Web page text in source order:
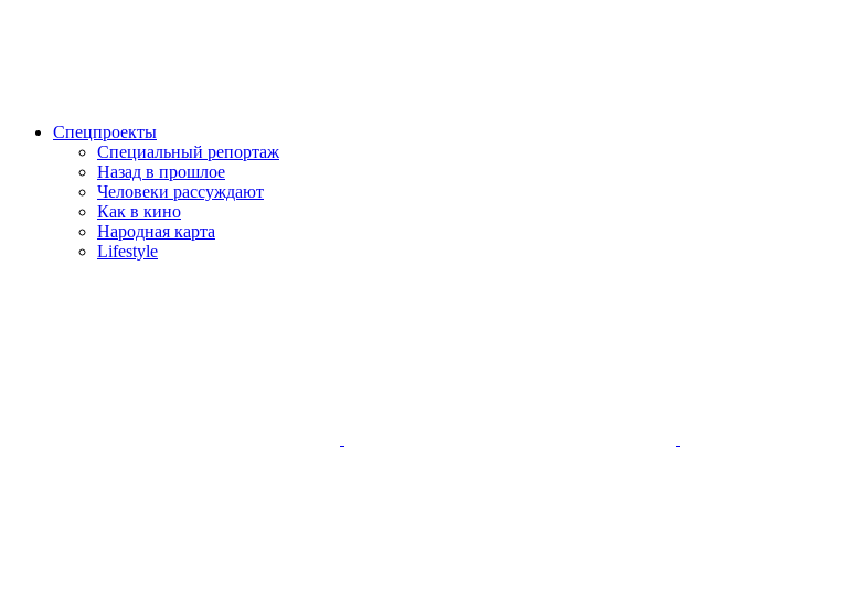
Спецпроекты
Специальный репортаж
Назад в прошлое
Человеки рассуждают
Как в кино
Народная карта
Lifestyle